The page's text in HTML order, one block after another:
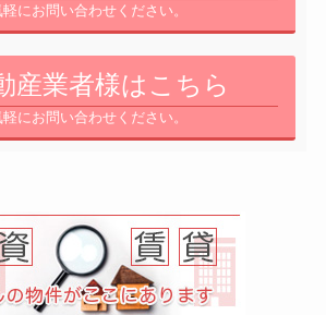
軽にお問い合わせください。
産業者様はこちら
軽にお問い合わせください。